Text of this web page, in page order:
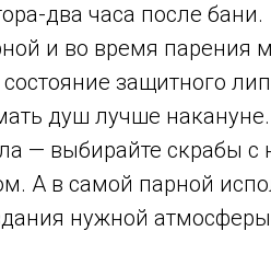
два часа после бани.
и во время парения
защитного
душ лучше
— выбирайте скрабы с
А в самой парной
нужной